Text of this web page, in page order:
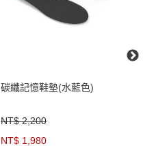
碳纖記憶鞋墊(水藍色)
NT$ 2,200
NT$ 1,980